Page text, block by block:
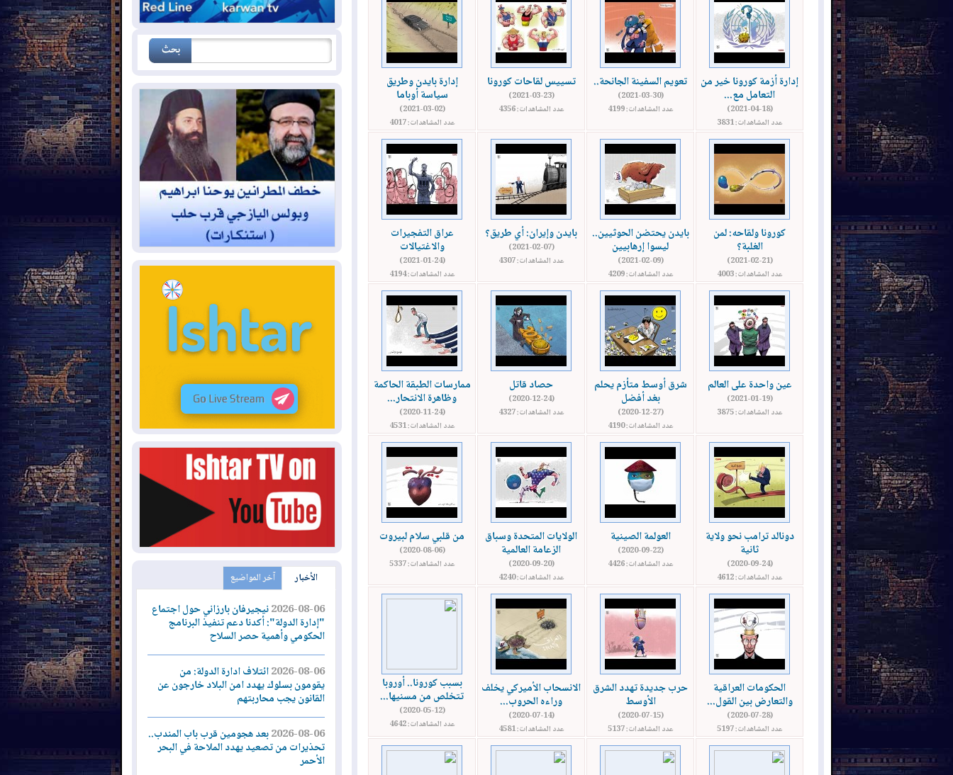
إدارة أزمة كورونا خير من
التعامل مع...
(2021-04-18)
عدد المشاهدات: 3831
تعويم السفينة الجانحة..
(2021-03-30)
عدد المشاهدات: 4199
تسييس لقاحات كورونا
(2021-03-23)
عدد المشاهدات: 4356
إدارة بايدن وطريق
سياسة أوباما
(2021-03-02)
عدد المشاهدات: 4017
كورونا ولقاحه: لمن
الغلبة؟
(2021-02-21)
عدد المشاهدات: 4003
بايدن يحتضن الحوثيين..
ليسوا إرهابيين
(2021-02-09)
عدد المشاهدات: 4209
بايدن وإيران: أي طريق؟
(2021-02-07)
عدد المشاهدات: 4307
عراق التفجيرات
والاغتيالات
(2021-01-24)
عدد المشاهدات: 4194
عين واحدة على العالم
(2021-01-19)
عدد المشاهدات: 3875
شرق أوسط متأزم يحلم
بغد أفضل
(2020-12-27)
عدد المشاهدات: 4190
حصاد قاتل
(2020-12-24)
عدد المشاهدات: 4327
ممارسات الطبقة الحاكمة
وظاهرة الانتحار...
(2020-11-24)
عدد المشاهدات: 4531
دونالد ترامب نحو ولاية
ثانية
(2020-09-24)
عدد المشاهدات: 4612
العولمة الصينية
(2020-09-22)
عدد المشاهدات: 4426
الولايات المتحدة وسباق
الزعامة العالمية
(2020-09-20)
عدد المشاهدات: 4240
من قلبي سلام لبيروت
(2020-08-06)
عدد المشاهدات: 5337
الحكومات العراقية
والتعارض بين القول...
(2020-07-28)
عدد المشاهدات: 5197
حرب جديدة تهدد الشرق
الأوسط
(2020-07-15)
عدد المشاهدات: 5137
الانسحاب الأميركي يخلف
وراءه الحروب...
(2020-07-14)
عدد المشاهدات: 4581
بسبب كورونا.. أوروبا
تتخلص من مسنيها...
(2020-05-12)
عدد المشاهدات: 4642
الأخبار آخر المواضيع
2026-08-06نيجيرفان بارزاني حول اجتماع
"إدارة الدولة": أكدنا دعم تنفيذ البرنامج
الحكومي وأهمية حصر السلاح
2026-08-06ائتلاف ادارة الدولة: من
يقومون بسلوك يهدد امن البلاد خارجون عن
القانون يجب محاربتهم
2026-08-06بعد هجومين قرب باب المندب..
تحذيرات من تصعيد يهدد الملاحة في البحر
الأحمر